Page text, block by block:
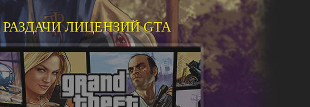
РАЗДАЧИ ЛИЦЕНЗИЙ GTA